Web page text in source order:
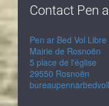
Contact Pen
Pen ar Bed Vol Libre
Mairie de Rosnoën
5 place de l'église
29550 Rosnoën